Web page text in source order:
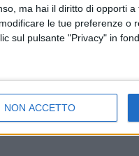
ma hai il diritto di opporti
le tue preferenze o
sul pulsante "Privacy" in
NON ACCETTO